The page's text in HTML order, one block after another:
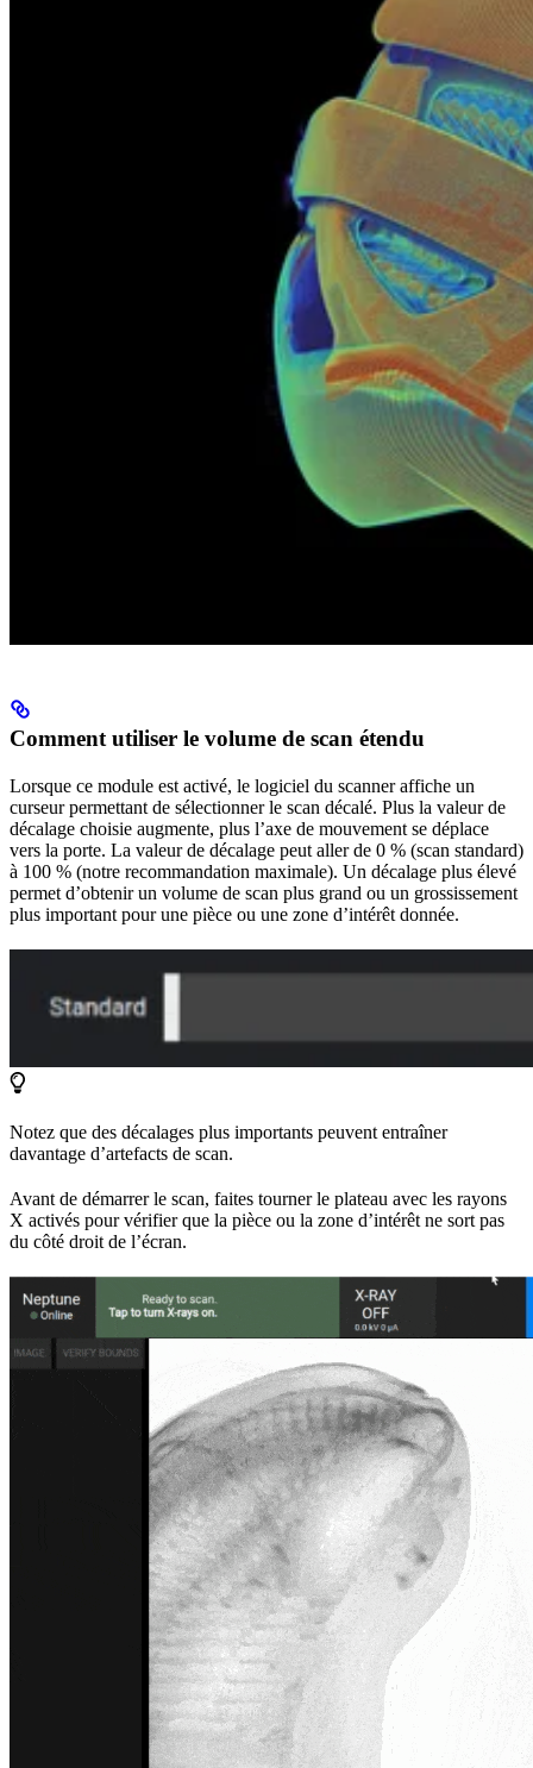
Comment utiliser le volume de scan étendu
Lorsque ce module est activé, le logiciel du scanner affiche un
curseur permettant de sélectionner le scan décalé. Plus la valeur de
décalage choisie augmente, plus l’axe de mouvement se déplace
vers la porte. La valeur de décalage peut aller de 0 % (scan standard)
à 100 % (notre recommandation maximale). Un décalage plus élevé
permet d’obtenir un volume de scan plus grand ou un grossissement
plus important pour une pièce ou une zone d’intérêt donnée.
Notez que des décalages plus importants peuvent entraîner
davantage d’artefacts de scan.
Avant de démarrer le scan, faites tourner le plateau avec les rayons
X activés pour vérifier que la pièce ou la zone d’intérêt ne sort pas
du côté droit de l’écran.